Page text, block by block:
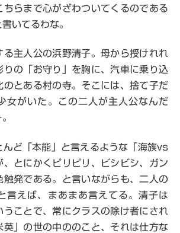
ちらまで心がざわついてくるのである
いてるわな。
る主人公の浜野清子。母から授けれれ
りの「お守り」を胸に、汽車に乗り込
のとある村の寺。そこには、捨て子だ
女がいた。この二人が主人公なんだ
んど「本能」と言えるような「海族vs
、とにかくピリピリ、ビシビシ、ガン
触発である。と言いながらも、二人の
言えば、まあまあ言えてる。清子は
うことで、常にクラスの除け者にされ
英」の世の中ののこと、それは仕方な